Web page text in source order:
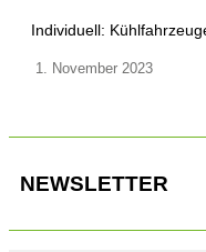
Individuell:
1. November 2023
NEWSLETTER